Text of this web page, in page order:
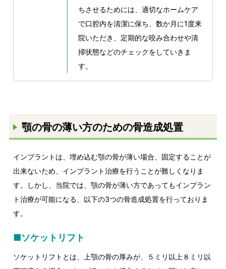
ちさせるためには、適切なホームケア
で口腔内を清潔に保ち、数か月に1度来
院いただき、定期的な咬み合わせや清
掃状態などのチェックをしていきま
す。
顎の骨の薄い方のための骨造成処置
インプラントは、埋め込む顎の骨が薄い場合、固定することが
出来ないため、インプラント治療を行うことが難しくなりま
す。しかし、当院では、顎の骨が薄い方であってもインプラン
ト治療が可能になる、以下の3つの骨造成処置を行っておりま
す。
■ソケットリフト
ソケットリフトとは、上顎の骨の厚みが、５ミリ以上８ミリ以